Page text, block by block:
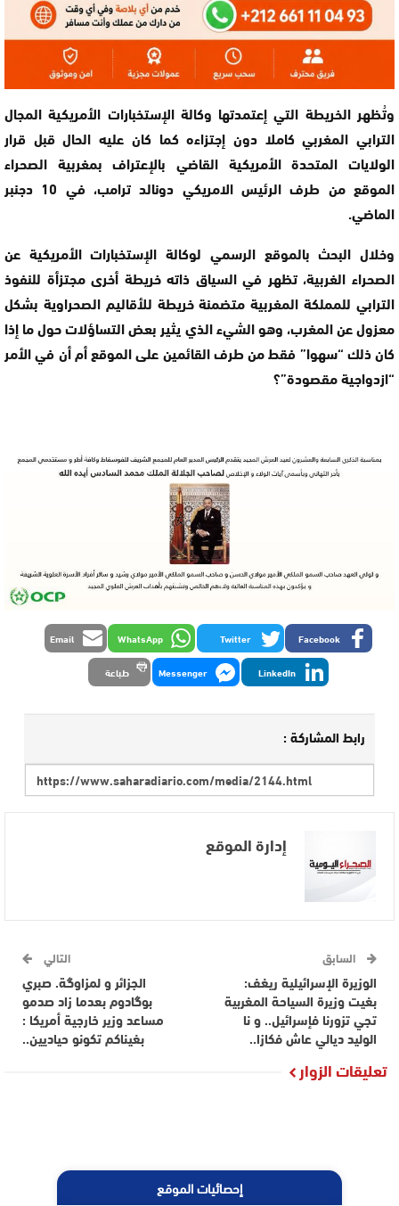
وتُظهر الخريطة التي إعتمدتها وكالة الإستخبارات الأمريكية المجال
الترابي المغربي كاملا دون إجتزاءه كما كان عليه الحال قبل قرار
الولايات المتحدة الأمريكية القاضي بالإعتراف بمغربية الصحراء
الموقع من طرف الرئيس الامريكي دونالد ترامب، في 10 دجنبر
الماضي.
وخلال البحث بالموقع الرسمي لوكالة الإستخبارات الأمريكية عن
الصحراء الغربية، تظهر في السياق ذاته خريطة أخرى مجتزأة للنفوذ
الترابي للمملكة المغربية متضمنة خريطة للأقاليم الصحراوية بشكل
معزول عن المغرب، وهو الشيء الذي يثير بعض التساؤلات حول ما إذا
كان ذلك “سهوا” فقط من طرف القائمين على الموقع أم أن في الأمر
“ازدواجية مقصودة”؟
Facebook
Twitter
WhatsApp
Email
LinkedIn
Messenger طباعة
رابط المشاركة :
إدارة الموقع
السابق
الوزيرة الإسرائيلية ريغف:
بغيت وزيرة السياحة المغربية
تجي تزورنا فإسرائيل.. و نا
الوليد ديالي عاش فكازا..
التالي
الجزائر و لمزاوگة. صبري
بوگادوم بعدما زاد صدمو
مساعد وزير خارجية أمريكا :
بغيناكم تكونو حياديين..
تعليقات الزوار
إحصائيات الموقع